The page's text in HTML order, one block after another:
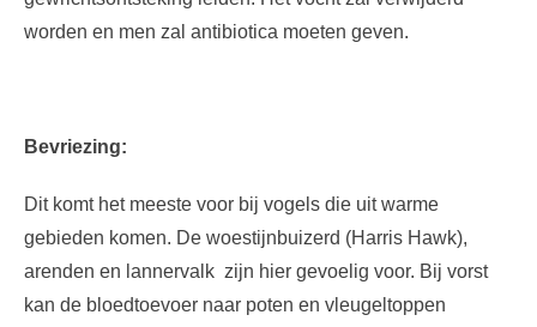
worden en men zal antibiotica moeten geven.
Bevriezing:
Dit komt het meeste voor bij vogels die uit warme
gebieden komen. De woestijnbuizerd (Harris Hawk),
arenden en lannervalk zijn hier gevoelig voor. Bij vorst
kan de bloedtoevoer naar poten en vleugeltoppen